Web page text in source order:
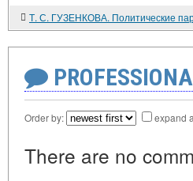
Order by: expand
There are no